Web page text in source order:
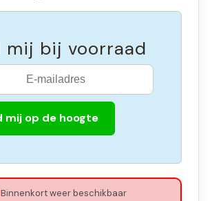
mij bij voorraad
mij op de hoogte
Binnenkort weer beschikbaar